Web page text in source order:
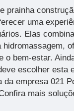
prainha
uma
Elas
o bem-estar.
escolher esta
da empresa 021
mais